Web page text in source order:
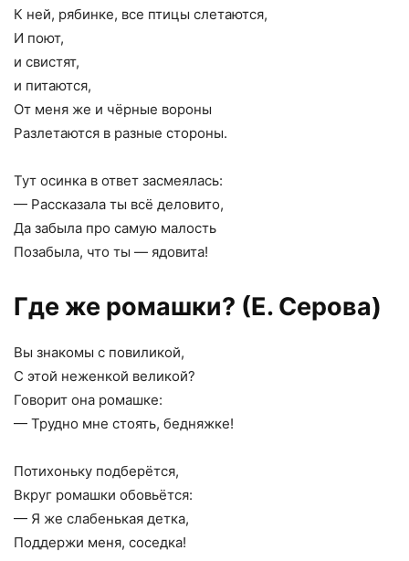
К ней, рябинке, все птицы слетаются,
И поют,
и свистят,
и питаются,
От меня же и чёрные вороны
Разлетаются в разные стороны.
Тут осинка в ответ засмеялась:
— Рассказала ты всё деловито,
Да забыла про самую малость
Позабыла, что ты — ядовита!
Где же ромашки? (Е. Серова)
Вы знакомы с повиликой,
С этой неженкой великой?
Говорит она ромашке:
— Трудно мне стоять, бедняжке!
Потихоньку подберётся,
Вкруг ромашки обовьётся:
— Я же слабенькая детка,
Поддержи меня, соседка!